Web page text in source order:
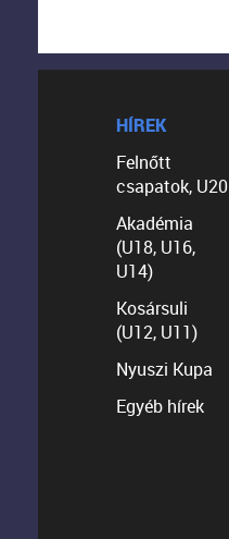
HÍREK
Felnőtt
csapatok, U20
Akadémia
(U18, U16,
U14)
Kosársuli
(U12, U11)
Nyuszi Kupa
Egyéb hírek